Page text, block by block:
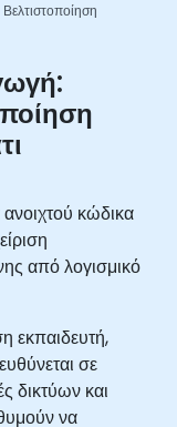
κώδικα
από λογισμικό
εκπαιδευτή,
σε
δικτύων και
να